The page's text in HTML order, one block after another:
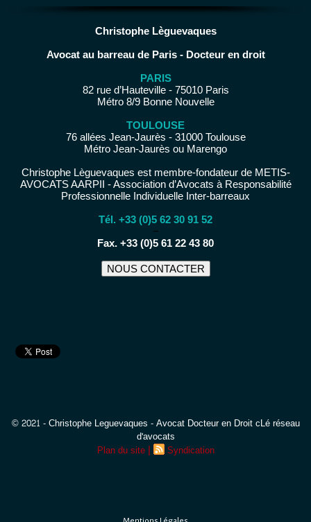
Christophe Lèguevaques
Avocat au barreau de Paris - Docteur en droit
PARIS
82 rue d’Hauteville - 75010 Paris
Métro 8/9 Bonne Nouvelle
TOULOUSE
76 allées Jean-Jaurès - 31000 Toulouse
Métro Jean-Jaurès ou Marengo
Christophe Lèguevaques est membre-fondateur de METIS-
AVOCATS AARPII - Association d’Avocats à Responsabilité
Professionnelle Individuelle Inter-barreaux
Tél. +33 (0)5 62 30 91 52
−
Fax. +33 (0)5 61 22 43 80
NOUS CONTACTER
© 2021 - Christophe Leguevaques - Avocat Docteur en Droit cLé réseau
d'avocats
Plan du site | Syndication